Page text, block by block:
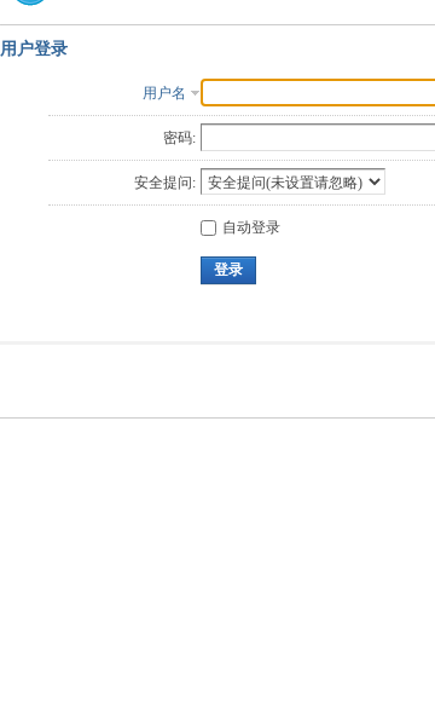
用户登录
用户名
密码:
安全提问:
自动登录
登录